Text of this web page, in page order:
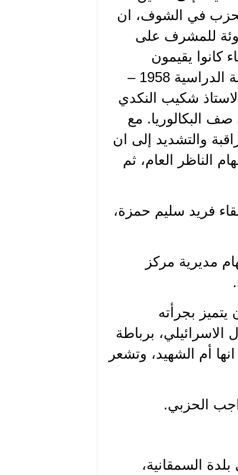
في الشوف، ان
للمشرف على
كانوا يقيمون
الاحتفالات في المناسبات الحزبية. تتذكر انه في السنة الدراسية 1958 –
الاستاذ شكيب النكدي
صف البكالوريا. مع
والتشديد إلى ان
الناظر العام، ثم
فريد سليم حمزة،
مديرية مركز
بجرأته
الاسرائيلي، برباطة
أم الشهيد، وتشعر
الحزبي.
الرفيق ذوقان يوسف صادق عام 1923 في بلدة السمقانية،